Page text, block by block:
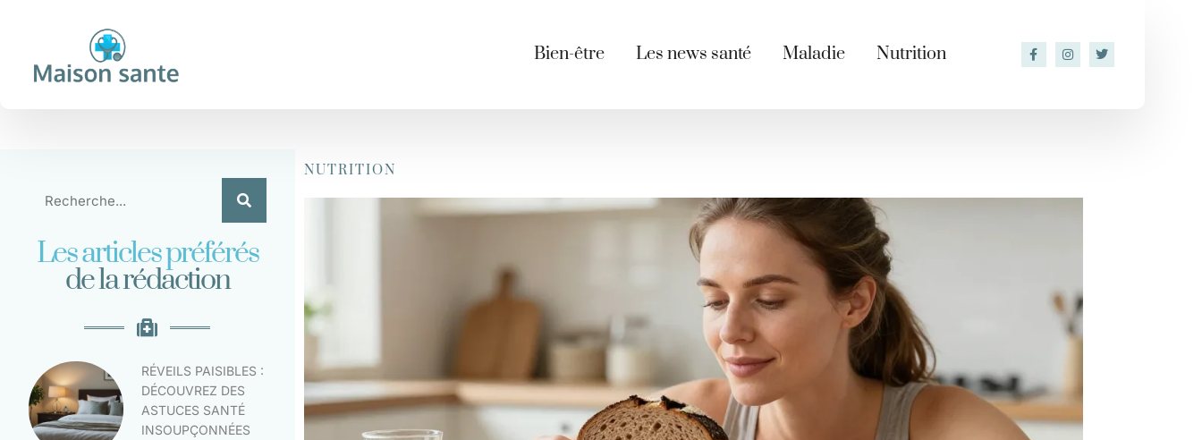
Bien-être Les news santé Maladie Nutrition
Les articles préférés
de la rédaction
RÉVEILS PAISIBLES :
DÉCOUVREZ DES
ASTUCES SANTÉ
INSOUPÇONNÉES
NUTRITION